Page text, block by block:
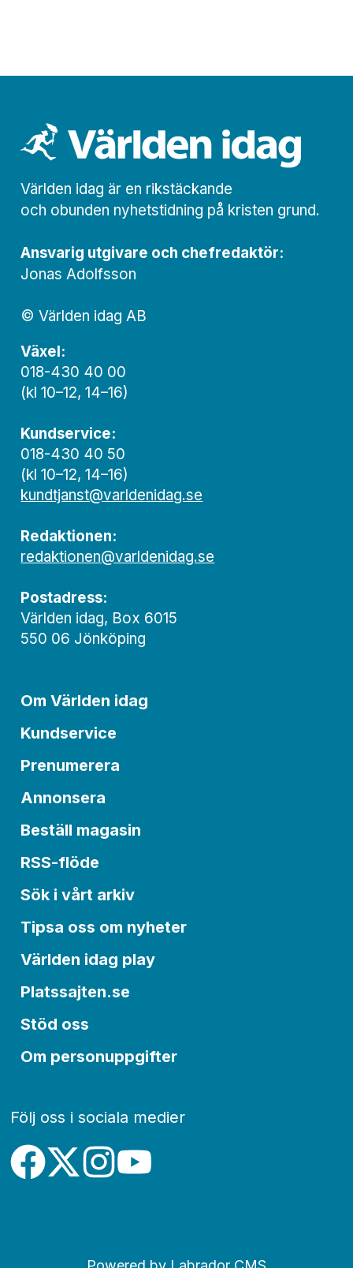
Världen idag är en rikstäckande
och obunden nyhets­­­tidning på kristen grund.
Ansvarig utgivare och chef­redaktör:
Jonas Adolfsson
© Världen idag AB
Växel:
018-430 40 00
(kl 10–12, 14–16)
Kundservice:
018-430 40 50
(kl 10–12, 14–16)
kundtjanst@varldenidag.se
Redaktionen:
redaktionen@varldenidag.se
Postadress:
Världen idag, Box 6015
550 06 Jönköping
Om Världen idag
Kundservice
Prenumerera
Annonsera
Beställ magasin
RSS-flöde
Sök i vårt arkiv
Tipsa oss om nyheter
Världen idag play
Platssajten.se
Stöd oss
Om personuppgifter
Följ oss i sociala medier